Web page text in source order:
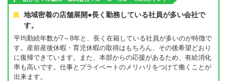
地域密着の店舗展開●長く勤務している社員が多い会社で
す。
平均勤続年数が7～8年と、長く在籍している社員が多いのが特徴で
す。産前産後休暇・育児休暇の取得はもちろん、その後希望どおり
に復帰できています。また、本部からの応援があるため、有給消化
率も高いです。仕事とプライベートのメリハリをつけて働くことが
出来ます。